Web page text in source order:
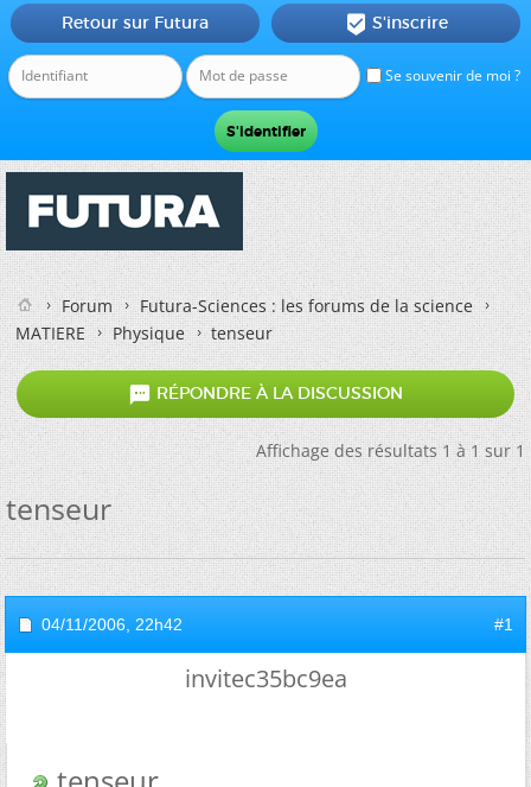
Se souvenir de moi ?
Retour sur Futura  S'inscrire
Forum
Futura-Sciences : les forums de la science
MATIERE
Physique tenseur
 RÉPONDRE À LA DISCUSSION
Affichage des résultats 1 à 1 sur 1
tenseur
04/11/2006, 22h42 #1
invitec35bc9ea